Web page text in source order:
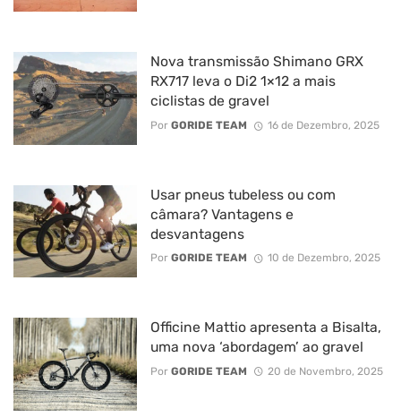
Nova transmissão Shimano GRX
RX717 leva o Di2 1×12 a mais
ciclistas de gravel
Por GORIDE TEAM 16 de Dezembro, 2025
Usar pneus tubeless ou com
câmara? Vantagens e
desvantagens
Por GORIDE TEAM 10 de Dezembro, 2025
Officine Mattio apresenta a Bisalta,
uma nova ‘abordagem’ ao gravel
Por GORIDE TEAM 20 de Novembro, 2025